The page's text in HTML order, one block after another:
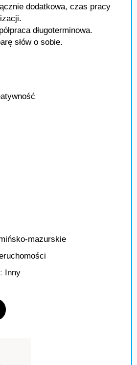
dodatkowa, czas pracy
długoterminowa.
słów o sobie.
mazurskie
Inny